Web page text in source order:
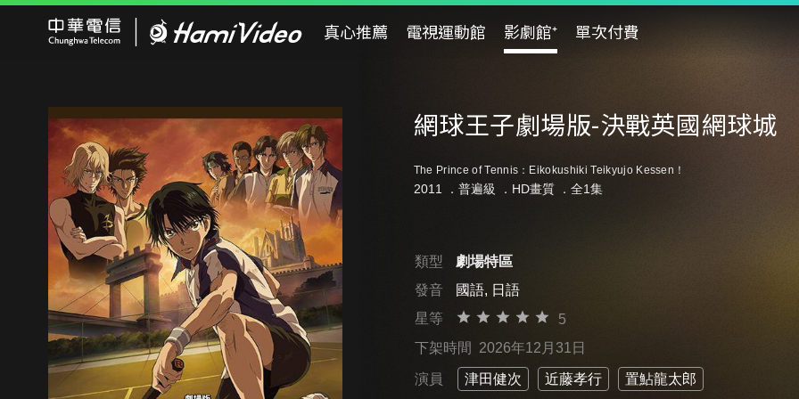
真心推薦 電視運動館 影劇館⁺ 單次付費
網球王子劇場版-決戰英國網球城
The Prince of Tennis：Eikokushiki Teikyujo Kessen！
2011 ． 普遍級 ．HD畫質 ．全1集
類型
劇場特區
發音
國語, 日語
星等
5
下架時間 2026年12月31日
演員 津田健次 近藤孝行 置鮎龍太郎